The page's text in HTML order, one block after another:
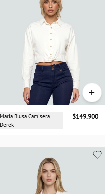
+
Maria Blusa Camisera
Derek
$149.900